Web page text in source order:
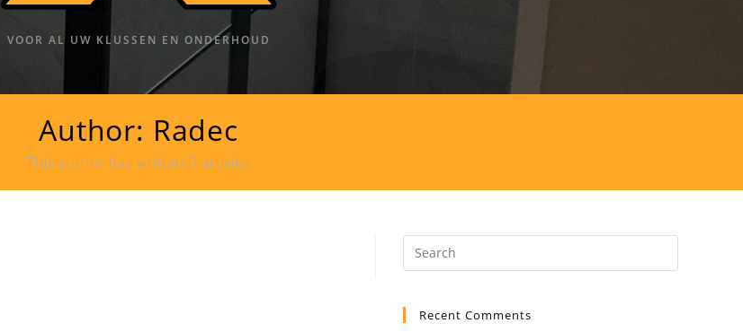
VOOR AL UW KLUSSEN EN ONDERHOUD
Author: Radec
This author has written 0 articles
Recent Comments